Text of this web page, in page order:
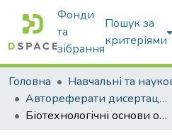
Фонди
та
зібрання
Пошук за
критеріями
Головна
Автореферати дисертацій та дисертації
Біотехнологічні основи отримання садивного матеріалу кісточкових (Prunus spp.) та ягідних (Ribes spp., Rubus spp., Fragaria x ananassa) культур в Україні